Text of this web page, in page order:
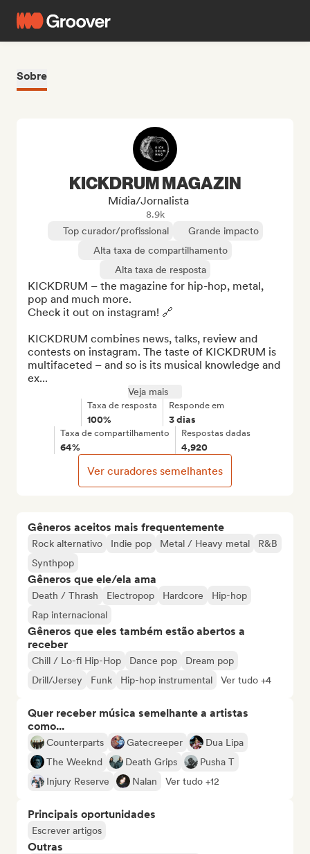
Sobre
Gêneros aceitos mais frequentemente
Rock alternativo Indie pop Metal / Heavy metal
R&B
Synthpop
Gêneros que ele/ela ama
Death / Thrash Electropop Hardcore
Hip-hop
Rap internacional
Gêneros que eles também estão abertos a
receber
Chill / Lo-fi Hip-Hop Dance pop
Dream pop
Drill/Jersey
Funk Hip-hop instrumental Ver tudo +4
Quer receber música semelhante a artistas
como...
Counterparts Gatecreeper
Dua Lipa
The Weeknd
Death Grips
Pusha T
Injury Reserve
Nalan Ver tudo +12
Principais oportunidades
Escrever artigos
Outras
KICKDRUM MAGAZIN
Mídia/Jornalista
8.9k
Top curador/profissional
Grande impacto
Alta taxa de compartilhamento
Alta taxa de resposta
KICKDRUM – the magazine for hip-hop, metal,
pop and much more.
Check it out on instagram! 🔗
KICKDRUM combines news, talks, review and
contests on instagram. The taste of KICKDRUM is
multifaceted – and so is its musical knowledge and
ex...
Veja mais
Taxa de resposta
100%
Responde em
3 dias
Taxa de compartilhamento
64%
Respostas dadas
4,920
Ver curadores semelhantes